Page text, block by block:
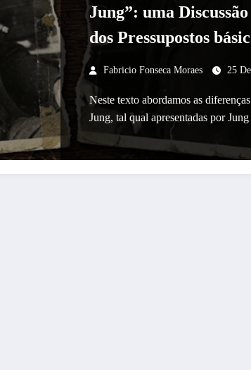
Jung”: uma
dos Pressupostos
Psicologia Analítica
Fabricio Fonseca Moraes 25
Neste texto abordamos as
Jung, tal qual apresentadas por